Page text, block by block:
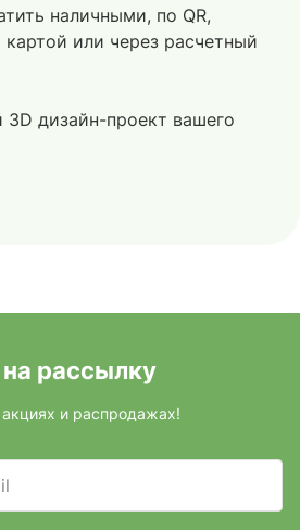
наличными, по QR,
картой или через расчетный
3D дизайн-проект вашего
рассылку
акциях и распродажах!